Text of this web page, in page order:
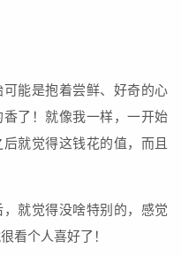
能是抱着尝鲜、好奇的心
了！就像我一样，一开始
就觉得这钱花的值，而且
就觉得没啥特别的，感觉
看个人喜好了！